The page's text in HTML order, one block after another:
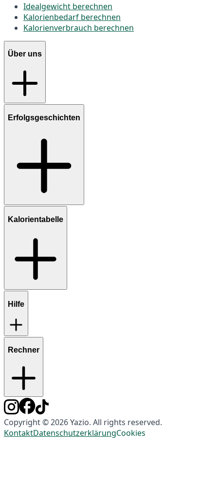
Idealgewicht berechnen
Kalorienbedarf berechnen
Kalorienverbrauch berechnen
Über uns
Erfolgsgeschichten
Kalorientabelle
Hilfe
Rechner
Copyright © 2026 Yazio. All rights reserved.
KontaktDatenschutzerklärungCookies